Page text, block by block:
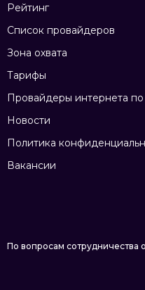
Рейтинг
Список провайдеров
Зона охвата
Тарифы
Провайдеры интернета
Новости
Политика
Вакансии
По вопросам сотрудничества